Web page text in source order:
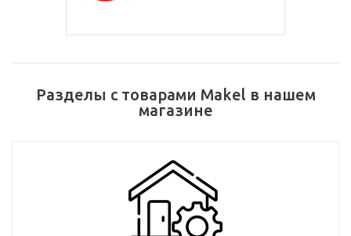
Разделы с товарами Makel в нашем
магазине